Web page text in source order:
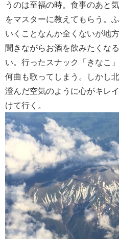
うのは至福の時。食事のあと
をマスターに教えてもらう。
いくことなんか全くないが地
聞きながらお酒を飲みたくな
い。行ったスナック「きなこ
何曲も歌ってしまう。しかし
澄んだ空気のように心がキレ
けて行く。